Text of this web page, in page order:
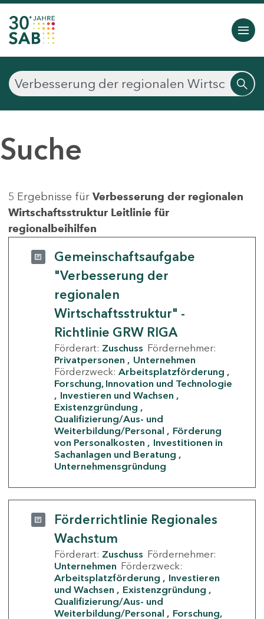
Suche
5 Ergebnisse für Verbesserung der regionalen
Wirtschaftsstruktur Leitlinie für
regionalbeihilfen
Gemeinschaftsaufgabe
"Verbesserung der
regionalen
Wirtschaftsstruktur" -
Richtlinie GRW RIGA
Förderart: Zuschuss Fördernehmer:
Privatpersonen
Unternehmen
Förderzweck: Arbeitsplatzförderung
Forschung, Innovation und Technologie
Investieren und Wachsen
Existenzgründung
Qualifizierung/Aus- und
Weiterbildung/Personal
Förderung
von Personalkosten
Investitionen in
Sachanlagen und Beratung
Unternehmensgründung
Förderrichtlinie Regionales
Wachstum
Förderart: Zuschuss Fördernehmer:
Unternehmen Förderzweck:
Arbeitsplatzförderung
Investieren
und Wachsen
Existenzgründung
Qualifizierung/Aus- und
Weiterbildung/Personal
Forschung,